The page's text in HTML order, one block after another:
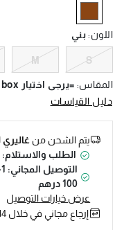
selectedاللون:بني
S
M
المقاس: =يرجى اختيار box
دليل القياسات
يتم الشحن من
الطلب والاستلام:
التوصيل المجاني: 1-3 أيام
100 درهم
عرض خيارات التوصيل
إرجاع مجاني في خلال 14 يومًا